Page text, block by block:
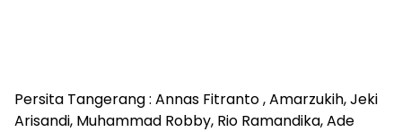
Persita Tangerang : Annas Fitranto , Amarzukih, Jeki
Arisandi, Muhammad Robby, Rio Ramandika, Ade